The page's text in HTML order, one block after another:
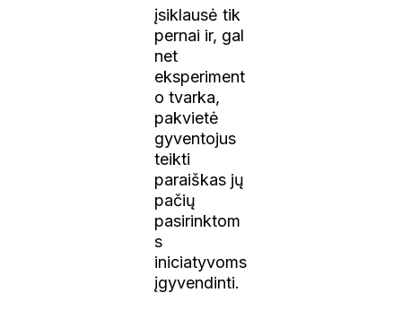
įsiklausė tik
pernai ir, gal
net
eksperiment
o tvarka,
pakvietė
gyventojus
teikti
paraiškas jų
pačių
pasirinktom
s
iniciatyvoms
įgyvendinti.